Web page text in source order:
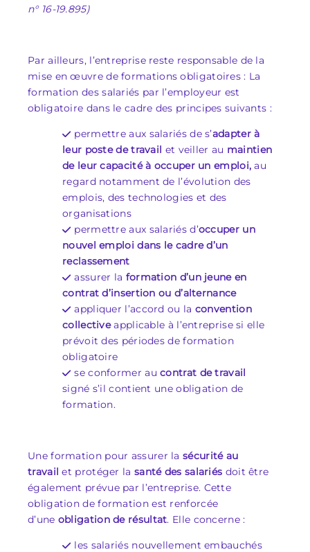
n° 16-19.895)
Par ailleurs, l’entreprise reste responsable de la
mise en œuvre de formations obligatoires : La
formation des salariés par l’employeur est
obligatoire dans le cadre des principes suivants :
permettre aux salariés de s’adapter à
leur poste de travail et veiller au maintien
de leur capacité à occuper un emploi, au
regard notamment de l’évolution des
emplois, des technologies et des
organisations
permettre aux salariés d’occuper un
nouvel emploi dans le cadre d’un
reclassement
assurer la formation d’un jeune en
contrat d’insertion ou d’alternance
appliquer l’accord ou la convention
collectiveapplicable à l’entreprise si elle
prévoit des périodes de formation
obligatoire
se conformer aucontrat de travail
signé s’il contient une obligation de
formation.
Une formation pour assurer la sécurité au
travail et protéger la santé des salariés doit être
également prévue par l’entreprise. Cette
obligation de formation est renforcée
d’une obligation de résultat. Elle concerne :
les salariés nouvellement embauchés